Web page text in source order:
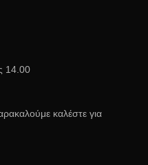
14.00
καλέστε για